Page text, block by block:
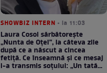
SHOWBIZ INTERN • la 11:03
Laura Cosoi sărbătorește
„Nunta de Oțel”, la câteva zile
după ce a născut a cincea
fetiță. Ce înseamnă și ce mesaj
i-a transmis soțului: „Un tată